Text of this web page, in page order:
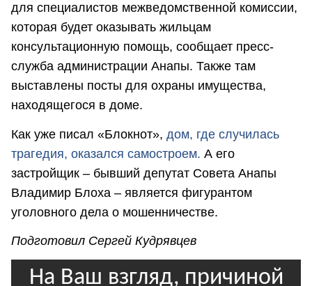
для специалистов межведомственной комиссии,
которая будет оказывать жильцам
консультационную помощь, сообщает пресс-
служба администрации Анапы. Также там
выставлены посты для охраны имущества,
находящегося в доме.
Как уже писал «Блокнот», дом, где случилась
трагедия, оказался самостроем. А его
застройщик – бывший депутат Совета Анапы
Владимир Блоха – является фигурантом
уголовного дела о мошенничестве.
Подготовил Сергей Кудрявцев